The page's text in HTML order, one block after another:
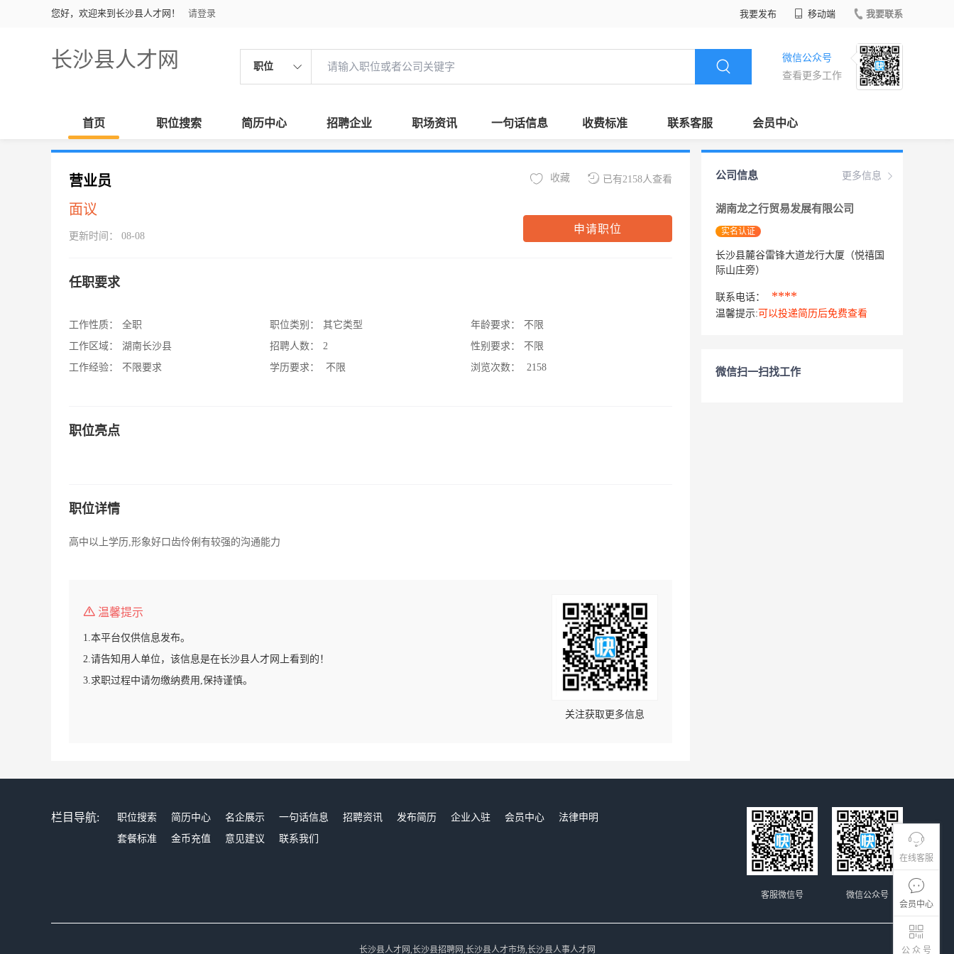
您好，欢迎来到长沙县人才网！ 请登录 我要发布 移动端 我要联系
长沙县人才网 职位
微信公众号
查看更多工作
首页 职位搜索 简历中心 招聘企业 职场资讯 一句话信息 收费标准 联系客服 会员中心
在线客服
会员中心
公 众 号
营业员
面议
更新时间： 08-08
已有2158人查看
收藏
申请职位
任职要求
工作性质：
全职
工作区域：
湖南长沙县
工作经验：
不限要求
职位类别：
其它类型
招聘人数：
2
学历要求：
不限
年龄要求：
不限
性别要求：
不限
浏览次数：
2158
职位亮点
职位详情
高中以上学历,形象好口齿伶俐有较强的沟通能力
温馨提示
1.本平台仅供信息发布。
2.请告知用人单位，该信息是在长沙县人才网上看到的！
3.求职过程中请勿缴纳费用,保持谨慎。
关注获取更多信息
更多信息
公司信息
湖南龙之行贸易发展有限公司
实名认证
长沙县麓谷雷锋大道龙行大厦（悦禧国
际山庄旁）
联系电话： ****
温馨提示: 可以投递简历后免费查看
微信扫一扫找工作
栏目导航: 职位搜索 简历中心 名企展示 一句话信息 招聘资讯 发布简历 企业入驻 会员中心
法律申明
套餐标准
金币充值 意见建议 联系我们
微信公众号
客服微信号
长沙县人才网,长沙县招聘网,长沙县人才市场,长沙县人事人才网